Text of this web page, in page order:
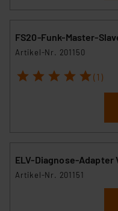
hiergegen
Unsere Kooperation
Europäischen
Beurteilung der mit
insbesondere der Art
FS20-Funk-Master-
Artikel-Nr. 201150
1 2 3 4 5 (1)
ELV-Diagnose-Adapter
Artikel-Nr. 201151